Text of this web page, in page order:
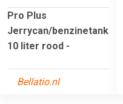
Pro Plus
Jerrycan/benzinetank
10 liter rood -
Bellatio.nl